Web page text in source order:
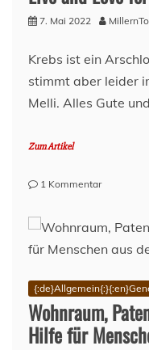
7. Mai 2022
Krebs ist ein
stimmt aber leider
Melli. Alles Gute
Zum Artikel
1 Kommentarzu
Love
forever,
Wohnraum,
Hilfe für